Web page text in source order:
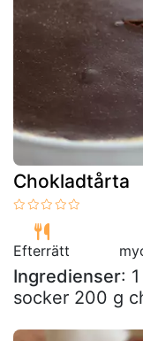
Chokladtårta
Efterrätt
Ingredienser:
socker 200 g